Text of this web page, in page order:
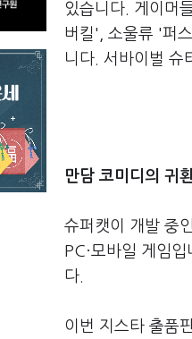
있습니다. 게이머
버킬', 소울류 '퍼
니다. 서바이벌 슈
만담 코미디의 귀
슈퍼캣이 개발 중
PC·모바일 게임
다.
이번 지스타 출품